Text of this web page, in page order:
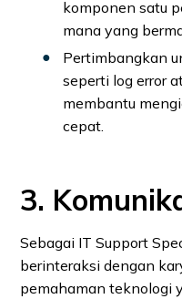
komponen satu
mana yang
Pertimbangkan
seperti log error
membantu
cepat.
3.
Sebagai IT Support
berinteraksi dengan
pemahaman teknologi